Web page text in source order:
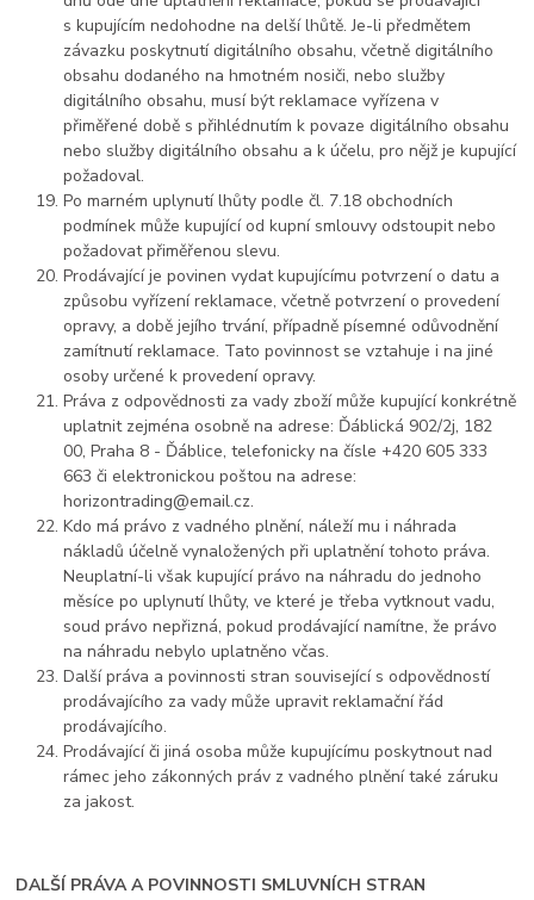
s kupujícím nedohodne na delší lhůtě. Je-li předmětem
závazku poskytnutí digitálního obsahu, včetně digitálního
obsahu dodaného na hmotném nosiči, nebo služby
digitálního obsahu, musí být reklamace vyřízena v
přiměřené době s přihlédnutím k povaze digitálního obsahu
nebo služby digitálního obsahu a k účelu, pro nějž je kupující
požadoval.
Po marném uplynutí lhůty podle čl. 7.18 obchodních
podmínek může kupující od kupní smlouvy odstoupit nebo
požadovat přiměřenou slevu.
Prodávající je povinen vydat kupujícímu potvrzení o datu a
způsobu vyřízení reklamace, včetně potvrzení o provedení
opravy, a době jejího trvání, případně písemné odůvodnění
zamítnutí reklamace. Tato povinnost se vztahuje i na jiné
osoby určené k provedení opravy.
Práva z odpovědnosti za vady zboží může kupující konkrétně
uplatnit zejména osobně na adrese: Ďáblická 902/2j, 182
00, Praha 8 - Ďáblice, telefonicky na čísle +420 605 333
663 či elektronickou poštou na adrese:
horizontrading@email.cz.
Kdo má právo z vadného plnění, náleží mu i náhrada
nákladů účelně vynaložených při uplatnění tohoto práva.
Neuplatní-li však kupující právo na náhradu do jednoho
měsíce po uplynutí lhůty, ve které je třeba vytknout vadu,
soud právo nepřizná, pokud prodávající namítne, že právo
na náhradu nebylo uplatněno včas.
Další práva a povinnosti stran související s odpovědností
prodávajícího za vady může upravit reklamační řád
prodávajícího.
Prodávající či jiná osoba může kupujícímu poskytnout nad
rámec jeho zákonných práv z vadného plnění také záruku
za jakost.
DALŠÍ PRÁVA A POVINNOSTI SMLUVNÍCH STRAN